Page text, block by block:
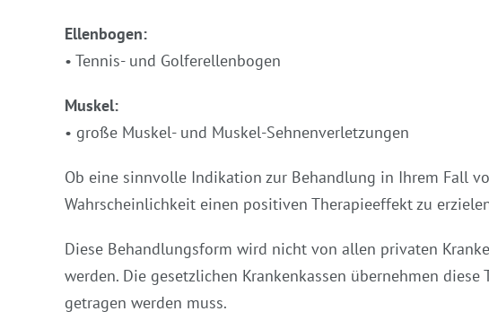
Ellenbogen:
• Tennis- und Golferellenbogen
Muskel:
• große Muskel- und Muskel-Sehnenverletzungen
Ob eine sinnvolle Indikation zur Behandlung in Ihrem Fall
Wahrscheinlichkeit einen positiven Therapieeffekt zu
Diese Behandlungsform wird nicht von allen privaten
werden. Die gesetzlichen Krankenkassen übernehmen
getragen werden muss.